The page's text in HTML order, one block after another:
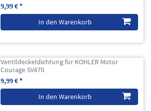
9,99 € *
In den Warenkorb
Ventildeckeldichtung für KOHLER Motor
Courage SV470
9,99 € *
In den Warenkorb